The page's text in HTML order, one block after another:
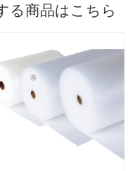
る商品はこちら